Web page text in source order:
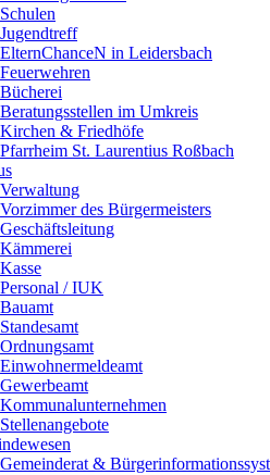
Schulen
Jugendtreff
ElternChanceN in Leidersbach
Feuerwehren
Bücherei
Beratungsstellen im Umkreis
Kirchen & Friedhöfe
Pfarrheim St. Laurentius Roßbach
Verwaltung
Vorzimmer des Bürgermeisters
Geschäftsleitung
Kämmerei
Kasse
Personal / IUK
Bauamt
Standesamt
Ordnungsamt
Einwohnermeldeamt
Gewerbeamt
Kommunalunternehmen
Stellenangebote
Gemeinderat &